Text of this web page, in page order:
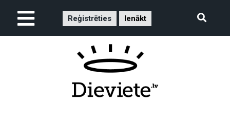
Reģistrēties Ienākt